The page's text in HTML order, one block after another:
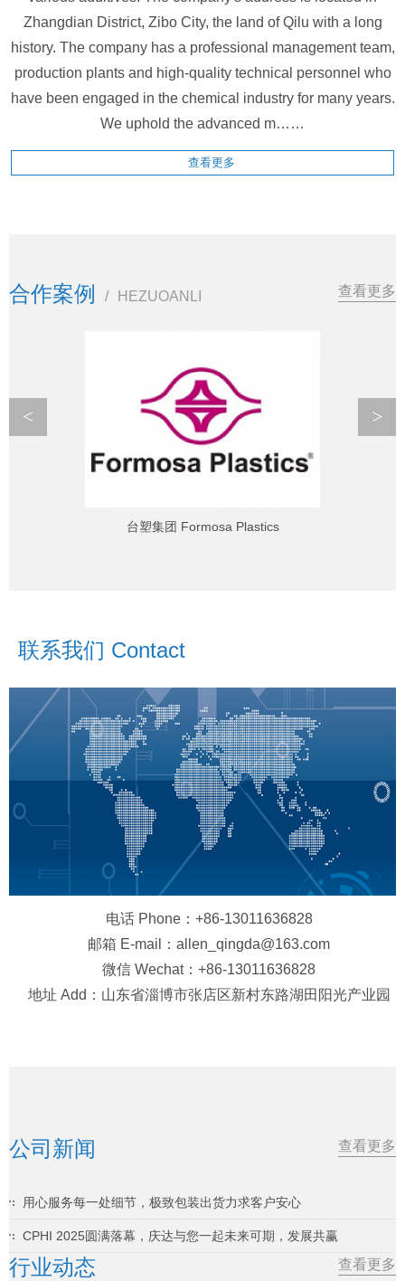
Zhangdian District, Zibo City, the land of Qilu with a long
history. The company has a professional management team,
production plants and high-quality technical personnel who
have been engaged in the chemical industry for many years.
We uphold the advanced m……
查看更多
合作案例 / HEZUOANLI 查看更多
台塑集团 Formosa Plastics
< >
联系我们 Contact
电话 Phone：+86-13011636828
邮箱 E-mail：allen_qingda@163.com
微信 Wechat：+86-13011636828
地址 Add：山东省淄博市张店区新村东路湖田阳光产业园
公司新闻 查看更多
用心服务每一处细节，极致包装出货力求客户安心
CPHI 2025圆满落幕，庆达与您一起未来可期，发展共赢
行业动态 查看更多